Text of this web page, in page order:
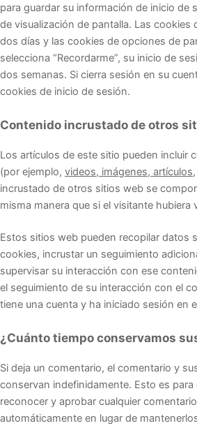
para guardar su información de inicio de
de visualización de pantalla. Las cookies
dos días y las cookies de opciones de
selecciona “Recordarme”, su inicio de
dos semanas. Si cierra sesión en su
cookies de inicio de sesión.
Contenido incrustado de otros
Los artículos de este sitio pueden incluir
(por ejemplo, videos, imágenes, artículos
incrustado de otros sitios web se
misma manera que si el visitante
Estos sitios web pueden recopilar datos
cookies, incrustar un seguimiento
supervisar su interacción con ese
el seguimiento de su interacción con el
tiene una cuenta y ha iniciado sesión en
¿Cuánto tiempo conservamos
Si deja un comentario, el comentario y
conservan indefinidamente. Esto es para
reconocer y aprobar cualquier
automáticamente en lugar de